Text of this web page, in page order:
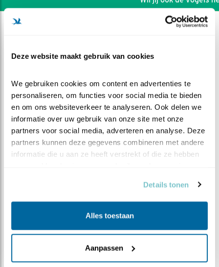
Deze website maakt gebruik van cookies
We gebruiken cookies om content en advertenties te
personaliseren, om functies voor social media te bieden
en om ons websiteverkeer te analyseren. Ook delen we
informatie over uw gebruik van onze site met onze
partners voor social media, adverteren en analyse. Deze
partners kunnen deze gegevens combineren met andere
informatie die u aan ze heeft verstrekt of die ze hebben
Details tonen
Alles toestaan
Aanpassen
Jongen samen in de kast
Geert | Geplaatst op 18 juli 2019, 23:55 |
|
Bewaar dit filmpje|
1058x
Het is opvallend dat de twee jongen 7 weken na het
uitvliegen nog steeds samen bijna elke dag een paar